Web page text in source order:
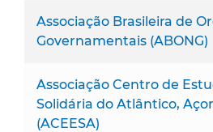
Associação Brasileira de
Governamentais (ABONG)
Associação Centro de
Solidária do Atlântico,
(ACEESA)